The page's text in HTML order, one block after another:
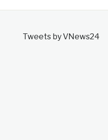
Tweets by VNews24